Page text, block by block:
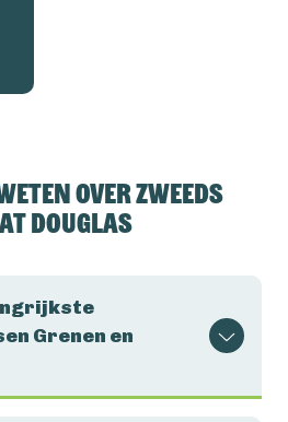
over Zweeds
Douglas
Grenen en